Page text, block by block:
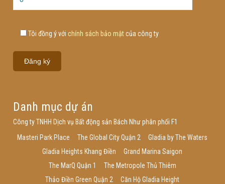
Tôi đồng ý với chính sách bảo mậtcủa công ty
Danh mục dự án
Công ty TNHH Dịch vụ Bất động sản Bách Như phân phối F1
Masteri Park Place
The Global City Quận 2
Gladia by The Waters
Gladia Heights Khang Điền
Grand Marina Saigon
The MarQ Quận 1
The Metropole Thủ Thiêm
Thảo Điền Green Quận 2
Căn Hộ Gladia Height